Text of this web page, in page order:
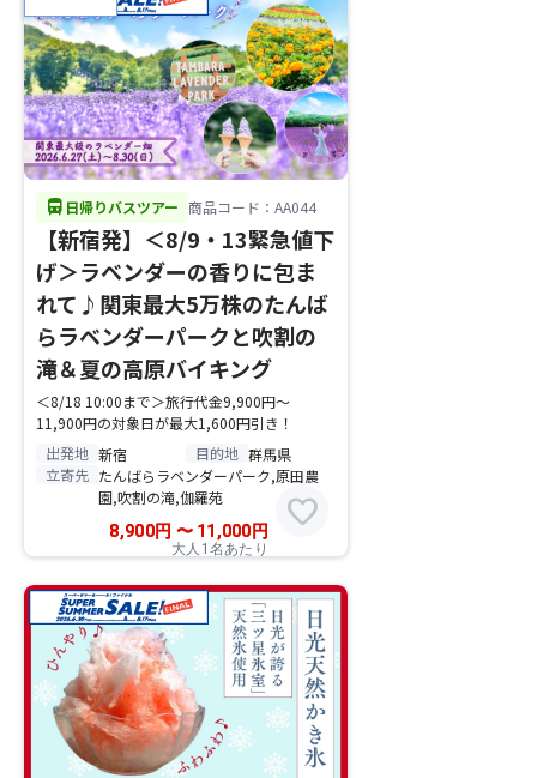
directions_bus 日帰りバスツアー 商品コード：AA044
【新宿発】＜8/9・13緊急値下
げ＞ラベンダーの香りに包ま
れて♪関東最大5万株のたんば
らラベンダーパークと吹割の
滝＆夏の高原バイキング
＜8/18 10:00まで＞旅行代金9,900円～
11,900円の対象日が最大1,600円引き！
出発地 新宿 目的地 群馬県
立寄先 たんばらラベンダーパーク,原田農
園,吹割の滝,伽羅苑
8,900円 〜11,000 円
大人1名あたり
favorite